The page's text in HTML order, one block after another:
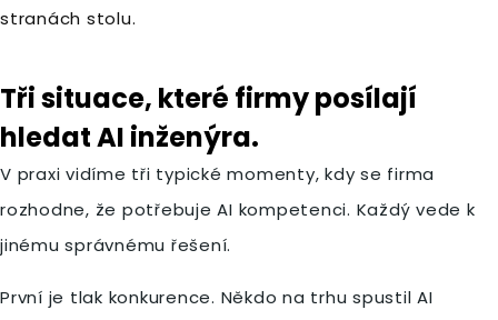
stranách stolu.
Tři situace, které firmy posílají
hledat AI inženýra.
V praxi vidíme tři typické momenty, kdy se firma
rozhodne, že potřebuje AI kompetenci. Každý vede k
jinému správnému řešení.
První je tlak konkurence. Někdo na trhu spustil AI